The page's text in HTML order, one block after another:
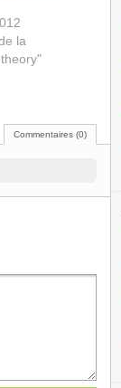
la
Commentaires (0)